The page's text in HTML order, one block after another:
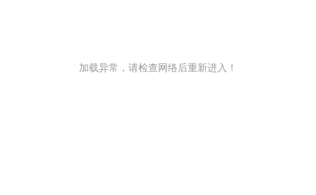
加载异常，请检查网络后重新进入！